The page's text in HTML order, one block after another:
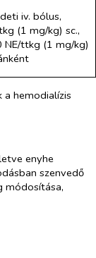
iv. bólus,
(1 mg/kg) sc.,
NE/ttkg (1 mg/kg)
hemodialízis
enyhe
szenvedő
módosítása,